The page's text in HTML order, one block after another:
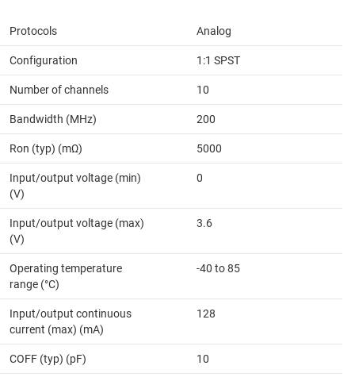
Protocols Analog
Configuration 1:1 SPST
Number of channels 10
Bandwidth (MHz) 200
Ron (typ) (mΩ) 5000
Input/output voltage (min)
(V)
0
Input/output voltage (max)
(V)
3.6
Operating temperature
range (°C)
-40 to 85
Input/output continuous
current (max) (mA)
128
COFF (typ) (pF) 10